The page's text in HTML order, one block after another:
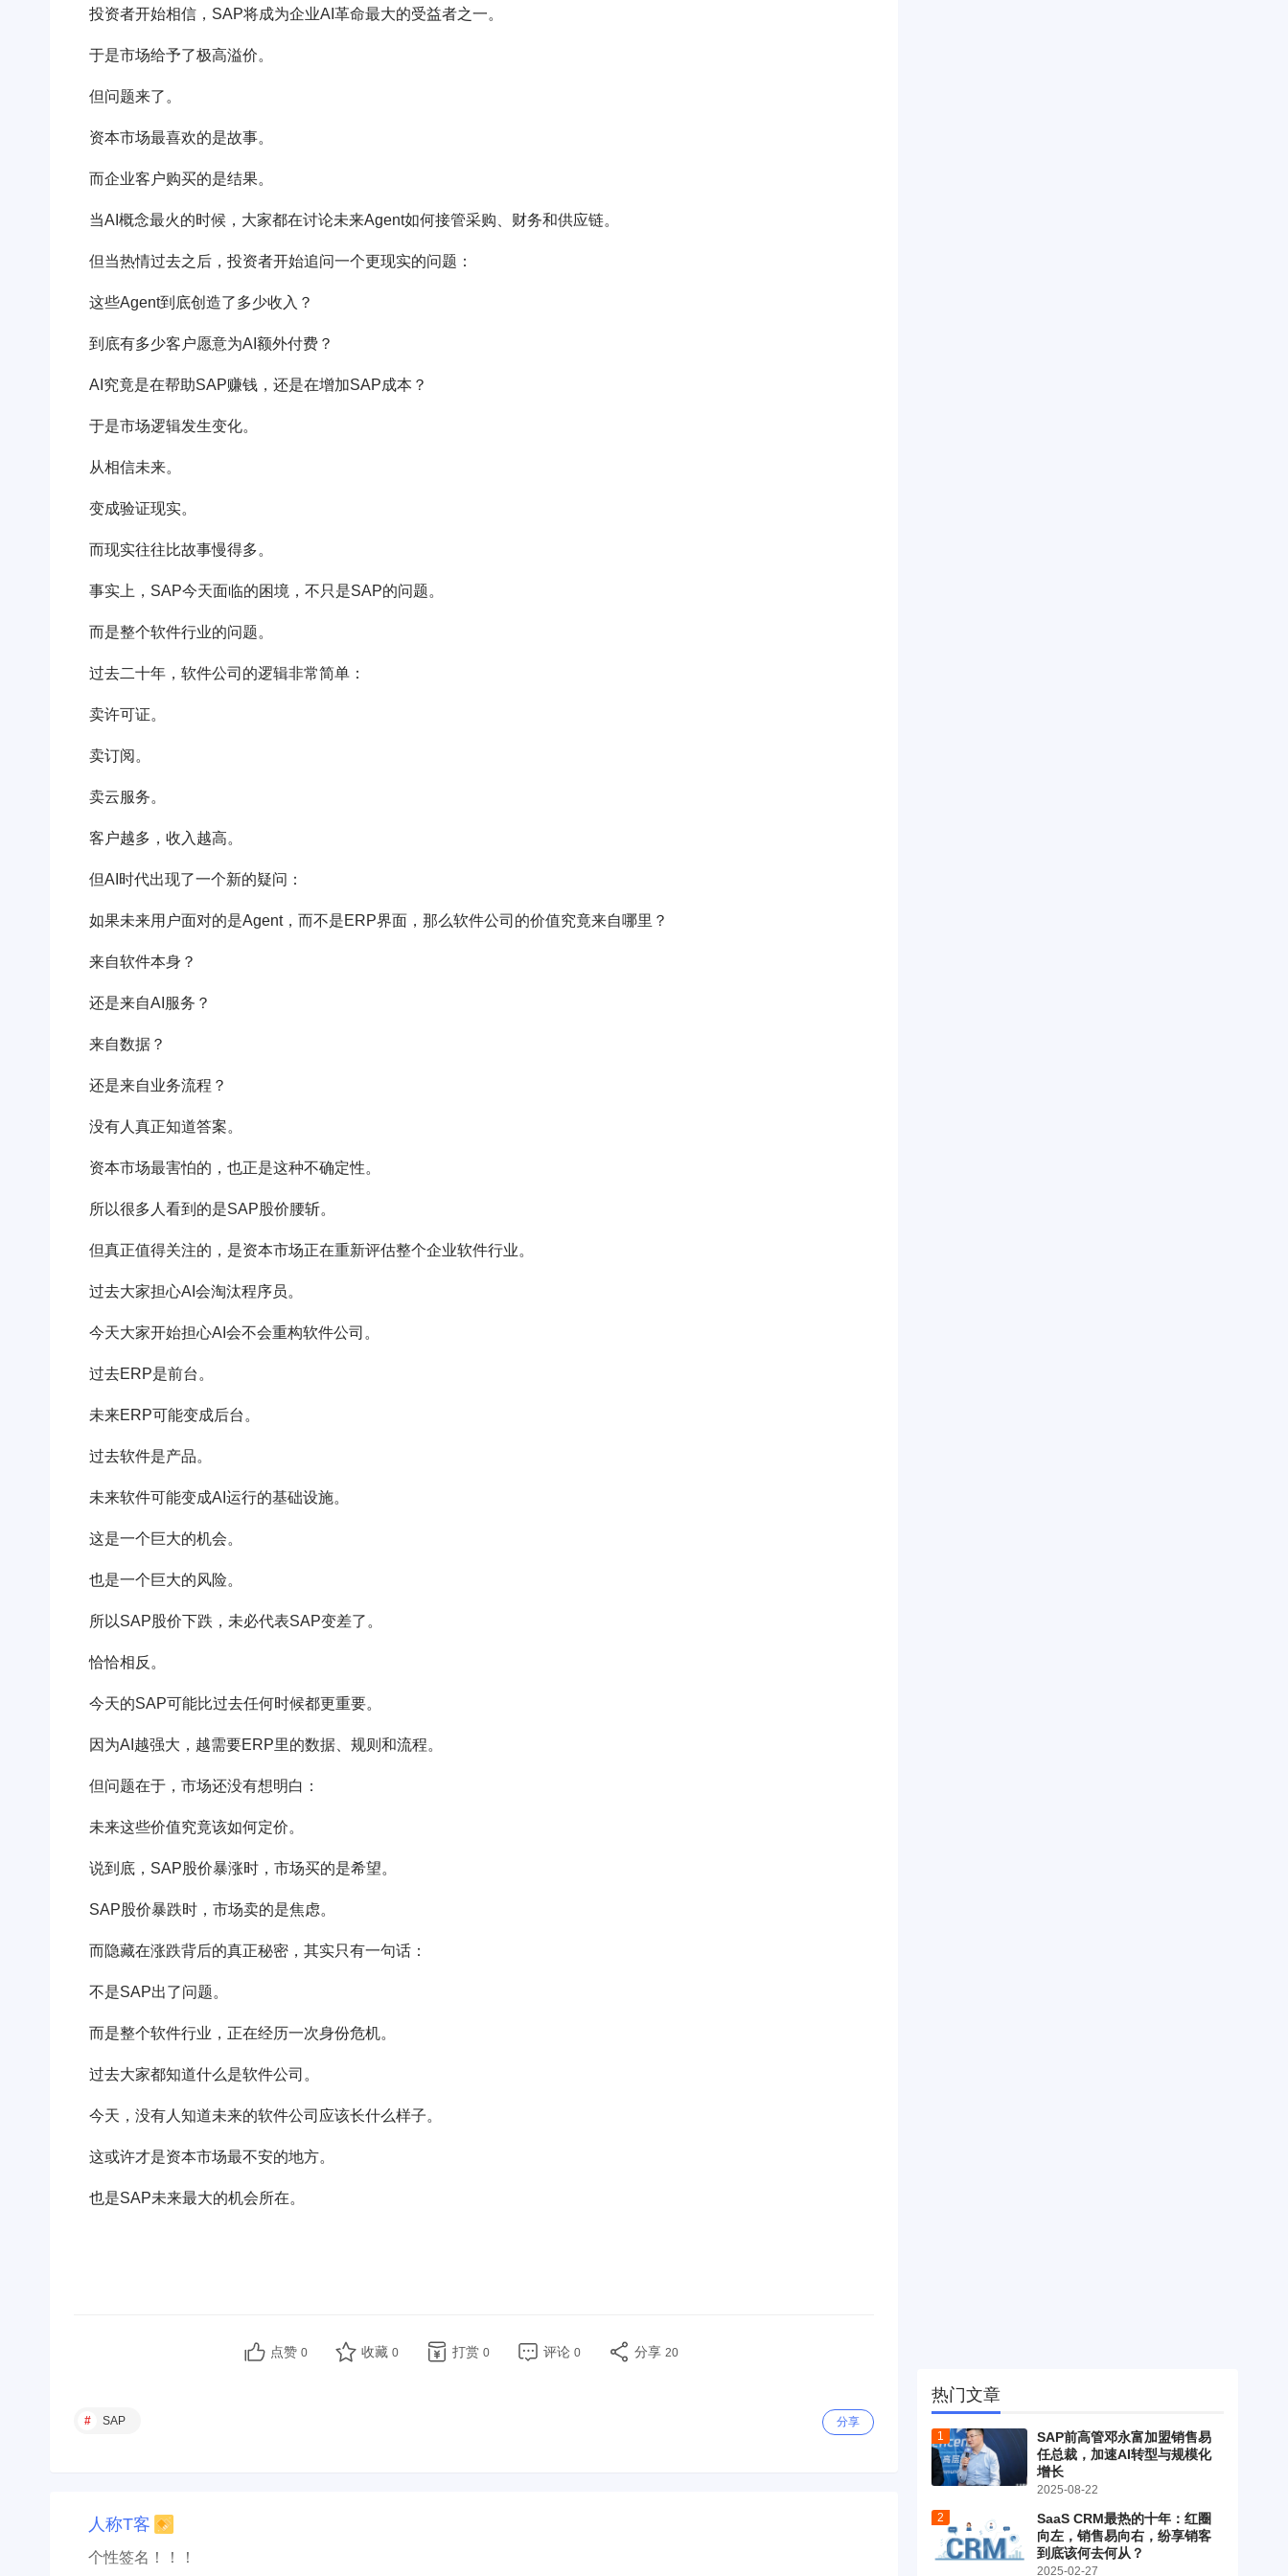
投资者开始相信，SAP将成为企业AI革命最大的受益者之一。
于是市场给予了极高溢价。
但问题来了。
资本市场最喜欢的是故事。
而企业客户购买的是结果。
当AI概念最火的时候，大家都在讨论未来Agent如何接管采购、财务和供应链。
但当热情过去之后，投资者开始追问一个更现实的问题：
这些Agent到底创造了多少收入？
到底有多少客户愿意为AI额外付费？
AI究竟是在帮助SAP赚钱，还是在增加SAP成本？
于是市场逻辑发生变化。
从相信未来。
变成验证现实。
而现实往往比故事慢得多。
事实上，SAP今天面临的困境，不只是SAP的问题。
而是整个软件行业的问题。
过去二十年，软件公司的逻辑非常简单：
卖许可证。
卖订阅。
卖云服务。
客户越多，收入越高。
但AI时代出现了一个新的疑问：
如果未来用户面对的是Agent，而不是ERP界面，那么软件公司的价值究竟来自哪里？
来自软件本身？
还是来自AI服务？
来自数据？
还是来自业务流程？
没有人真正知道答案。
资本市场最害怕的，也正是这种不确定性。
所以很多人看到的是SAP股价腰斩。
但真正值得关注的，是资本市场正在重新评估整个企业软件行业。
过去大家担心AI会淘汰程序员。
今天大家开始担心AI会不会重构软件公司。
过去ERP是前台。
未来ERP可能变成后台。
过去软件是产品。
未来软件可能变成AI运行的基础设施。
这是一个巨大的机会。
也是一个巨大的风险。
所以SAP股价下跌，未必代表SAP变差了。
恰恰相反。
今天的SAP可能比过去任何时候都更重要。
因为AI越强大，越需要ERP里的数据、规则和流程。
但问题在于，市场还没有想明白：
未来这些价值究竟该如何定价。
说到底，SAP股价暴涨时，市场买的是希望。
SAP股价暴跌时，市场卖的是焦虑。
而隐藏在涨跌背后的真正秘密，其实只有一句话：
不是SAP出了问题。
而是整个软件行业，正在经历一次身份危机。
过去大家都知道什么是软件公司。
今天，没有人知道未来的软件公司应该长什么样子。
这或许才是资本市场最不安的地方。
也是SAP未来最大的机会所在。
点赞 0 收藏 0 打赏 0 评论 0 分享 20
SAP 分享
人称T客
个性签名！！！
热门文章
SAP前高管邓永富加盟销售易
任总裁，加速AI转型与规模化
增长
2025-08-22
SaaS CRM最热的十年：红圈
向左，销售易向右，纷享销客
到底该何去何从？
2025-02-27